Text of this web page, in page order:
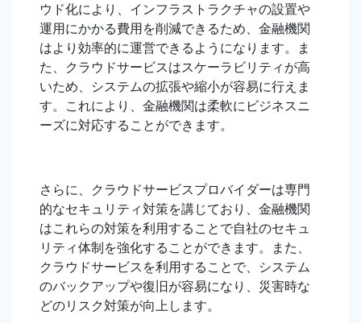
ウド化により、インフラストラクチャの設置や
運用にかかる費用を削減できるため、金融機関
はより効率的に運営できるようになります。ま
た、クラウドサービスはスケーラビリティが高
いため、システムの拡張や縮小が容易に行えま
す。これにより、金融機関は柔軟にビジネスニ
ーズに対応することができます。
さらに、クラウドサービスプロバイダーは専門
的なセキュリティ対策を講じており、金融機関
はこれらの対策を利用することで自社のセキュ
リティ体制を強化することができます。また、
クラウドサービスを利用することで、システム
のバックアップや復旧が容易になり、災害時な
どのリスク対策が向上します。